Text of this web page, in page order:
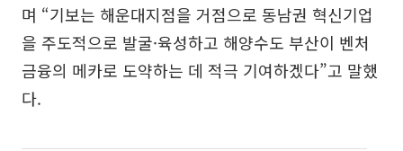
며 “기보는 해운대지점을 거점으로 동남권 혁신기업
을 주도적으로 발굴·육성하고 해양수도 부산이 벤처
금융의 메카로 도약하는 데 적극 기여하겠다”고 말했
다.